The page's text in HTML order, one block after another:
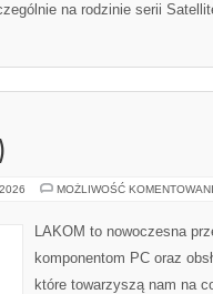
na rodzinie serii
MOŻLIWOŚĆ
LAKOM to nowoczesna
komponentom PC oraz
które towarzyszą nam na